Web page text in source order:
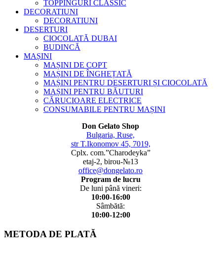
TOPPINGURI CLASSIC
DECORATIUNI
DECORATIUNI
DESERTURI
CIOCOLATĂ DUBAI
BUDINCĂ
MAȘINI
MAȘINI DE COPT
MAȘINI DE ÎNGHEȚATĂ
MAȘINI PENTRU DESERTURI ȘI CIOCOLATĂ
MAȘINI PENTRU BĂUTURI
CĂRUCIOARE ELECTRICE
CONSUMABILE PENTRU MAȘINI
Don Gelato Shop
Bulgaria, Ruse,
str T.Ikonomov 45, 7019,
Cplx. com.”Charodeyka”
etaj-2, birou-№13
office@dongelato.ro
Program de lucru
De luni până vineri:
10:00-16:00
Sâmbătă:
10:00-12:00
METODA DE PLATĂ